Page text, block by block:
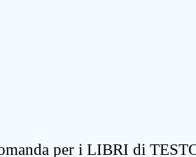
per i LIBRI di